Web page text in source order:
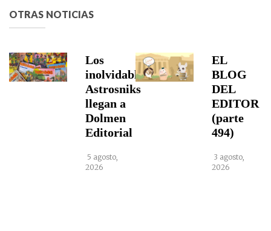
OTRAS NOTICIAS
Los
inolvidables
Astrosniks
llegan a
Dolmen
Editorial
5 agosto,
2026
EL
BLOG
DEL
EDITOR
(parte
494)
3 agosto,
2026